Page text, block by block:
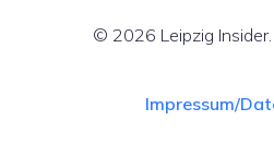
© 2026 Leipzig
Impressum/